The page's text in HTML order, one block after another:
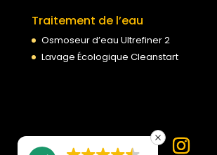
Traitement de l’eau
Osmoseur d’eau Ultrefiner 2
Lavage Écologique Cleanstart